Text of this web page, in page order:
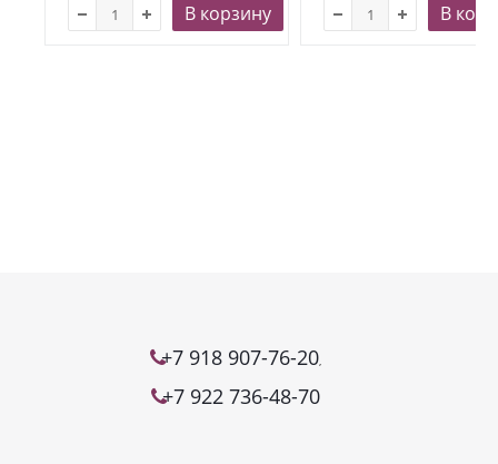
В корзину В
+7 918 907-76-20,
+7 922 736-48-70